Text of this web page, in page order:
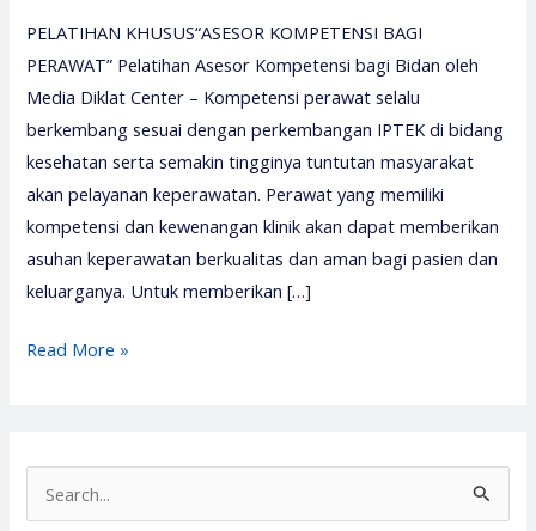
PELATIHAN KHUSUS“ASESOR KOMPETENSI BAGI
PERAWAT” Pelatihan Asesor Kompetensi bagi Bidan oleh
Media Diklat Center – Kompetensi perawat selalu
berkembang sesuai dengan perkembangan IPTEK di bidang
kesehatan serta semakin tingginya tuntutan masyarakat
akan pelayanan keperawatan. Perawat yang memiliki
kompetensi dan kewenangan klinik akan dapat memberikan
asuhan keperawatan berkualitas dan aman bagi pasien dan
keluarganya. Untuk memberikan […]
Pelatihan
Read More »
e